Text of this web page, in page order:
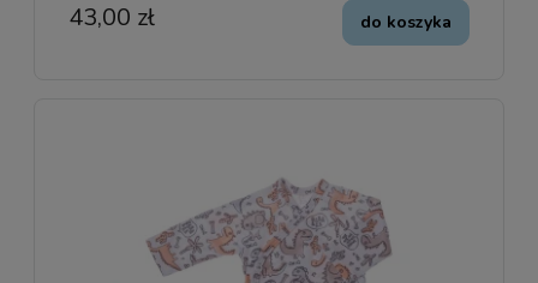
43,00 zł do koszyka